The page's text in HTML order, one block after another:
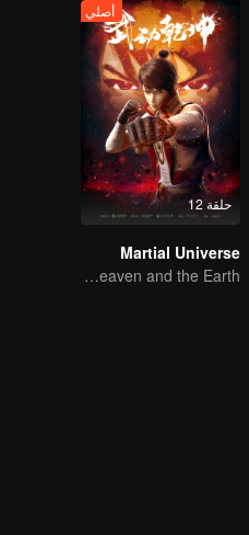
حلقة 12
أصلي
Martial Universe
Wu Zhiji, Breaking the Sky, Moving the Heaven and the Earth